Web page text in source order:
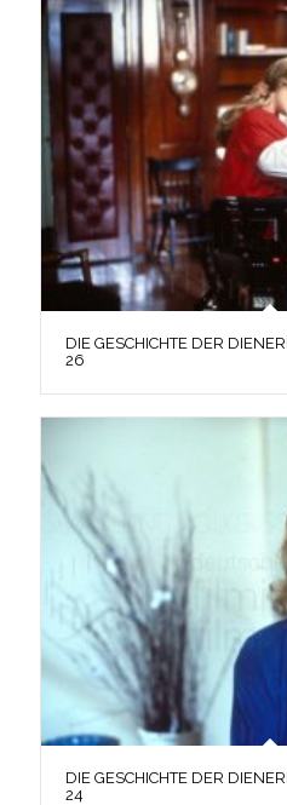
DIE GESCHICHTE DER
26
DIE GESCHICHTE DER
24